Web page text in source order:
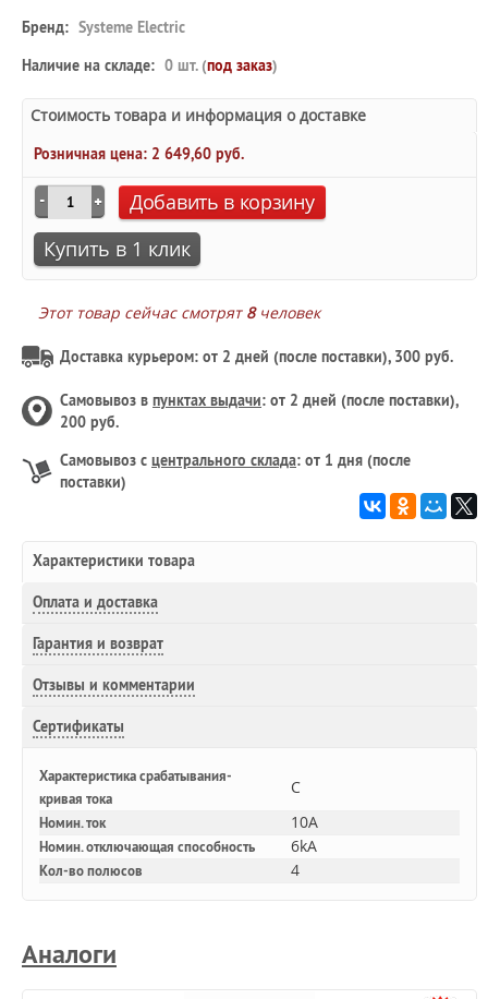
Бренд: Systeme Electric
Наличие на складе: 0 шт. (под заказ)
Стоимость товара и информация о доставке
Розничная цена: 2 649,60 руб.
Добавить в корзину
Купить в 1 клик
Этот товар сейчас смотрят 8человек
Доставка курьером: от 2 дней (после поставки), 300 руб.
Самовывоз в пунктах выдачи: от 2 дней (после поставки),
200 руб.
Самовывоз с центрального склада: от 1 дня (после
поставки)
Характеристики товара
Оплата и доставка
Гарантия и возврат
Отзывы и комментарии
Сертификаты
Характеристика срабатывания-
кривая тока
C
Номин. ток 10A
Номин. отключающая способность 6kA
Кол-во полюсов 4
Аналоги